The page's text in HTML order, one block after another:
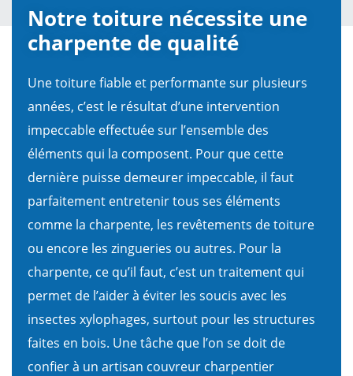
Notre toiture nécessite une
charpente de qualité
Une toiture fiable et performante sur plusieurs
années, c’est le résultat d’une intervention
impeccable effectuée sur l’ensemble des
éléments qui la composent. Pour que cette
dernière puisse demeurer impeccable, il faut
parfaitement entretenir tous ses éléments
comme la charpente, les revêtements de toiture
ou encore les zingueries ou autres. Pour la
charpente, ce qu’il faut, c’est un traitement qui
permet de l’aider à éviter les soucis avec les
insectes xylophages, surtout pour les structures
faites en bois. Une tâche que l’on se doit de
confier à un artisan couvreur charpentier